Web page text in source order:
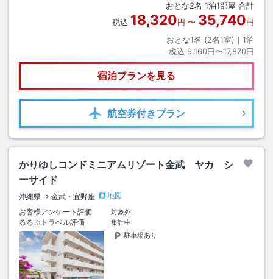
おとな2名 1泊1部屋 合計
税込 18,320円 〜 35,740円
おとな1名 (2名1室)｜ 1泊
税込 9,160円〜17,870円
宿泊プランを見る
航空券付きプラン
かりゆしコンドミニアムリゾート金武 ヤカ シ
ーサイド
沖縄県 金武・宜野座
地図
お客様アンケート評価
対象外
るるぶトラベル評価
集計中
駐車場あり